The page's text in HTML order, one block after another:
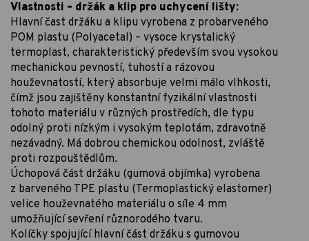
Vlastnosti – držák a klip pro uchycení lišty:
Hlavní čast držáku a klipu vyrobena z probarveného
POM plastu (Polyacetal) – vysoce krystalický
termoplast, charakteristický především svou vysokou
mechanickou pevností, tuhostí a rázovou
houževnatostí, který absorbuje velmi málo vlhkosti,
čímž jsou zajištěny konstantní fyzikální vlastnosti
tohoto materiálu v různých prostředích, dle typu
odolný proti nízkým i vysokým teplotám, zdravotně
nezávadný. Má dobrou chemickou odolnost, zvláště
proti rozpouštědlům.
Úchopová část držáku (gumová objímka) vyrobena
z barveného TPE plastu (Termoplastický elastomer)
velice houževnatého materiálu o síle 4 mm
umožňující sevření různorodého tvaru.
Kolíčky spojující hlavní část držáku s gumovou